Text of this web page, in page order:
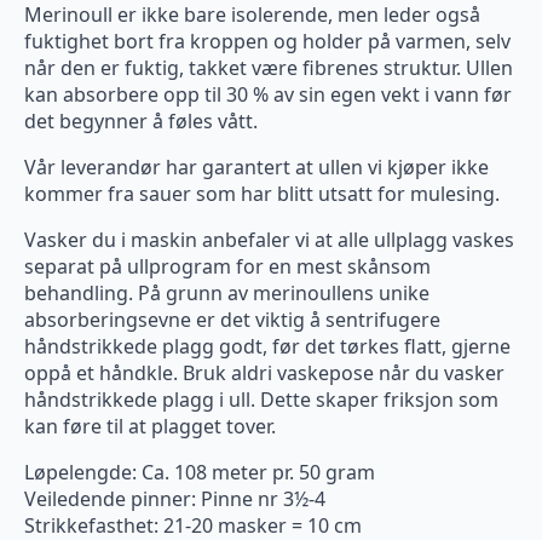
Merinoull er ikke bare isolerende, men leder også
fuktighet bort fra kroppen og holder på varmen, selv
når den er fuktig, takket være fibrenes struktur. Ullen
kan absorbere opp til 30 % av sin egen vekt i vann før
det begynner å føles vått.
Vår leverandør har garantert at ullen vi kjøper ikke
kommer fra sauer som har blitt utsatt for mulesing.
Vasker du i maskin anbefaler vi at alle ullplagg vaskes
separat på ullprogram for en mest skånsom
behandling. På grunn av merinoullens unike
absorberingsevne er det viktig å sentrifugere
håndstrikkede plagg godt, før det tørkes flatt, gjerne
oppå et håndkle. Bruk aldri vaskepose når du vasker
håndstrikkede plagg i ull. Dette skaper friksjon som
kan føre til at plagget tover.
Løpelengde: Ca. 108 meter pr. 50 gram
Veiledende pinner: Pinne nr 3½-4
Strikkefasthet: 21-20 masker = 10 cm